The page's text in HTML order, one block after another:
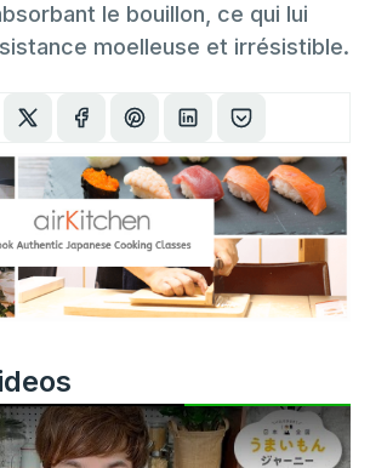
le bouillon, ce qui lui
moelleuse et irrésistible.